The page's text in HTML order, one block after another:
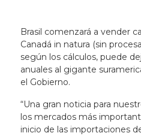
Brasil comenzará a vender
Canadá in natura (sin
según los cálculos, puede
anuales al gigante
el Gobierno.
“Una gran noticia para
los mercados más
inicio de las importaciones